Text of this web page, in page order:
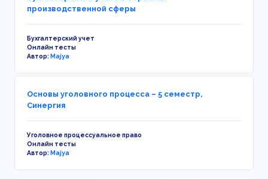
производственной сферы
Бухгалтерский учет
Онлайн тесты
Автор:Majya
Основы уголовного процесса – 5 семестр,
Синергия
Уголовное процессуальное право
Онлайн тесты
Автор:Majya